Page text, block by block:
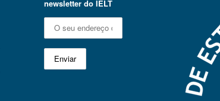
newsletter do IELT